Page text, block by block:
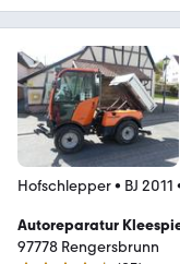
Hofschlepper• BJ 2011
Autoreparatur
97778 Rengersbrunn